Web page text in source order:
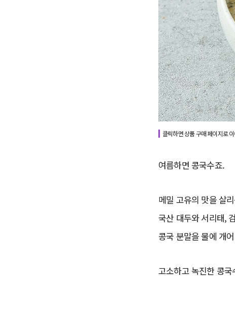
클릭하면 상품 구매 페이지로
여름하면 콩국수죠.
메밀 고유의 맛을 살
국산 대두와 서리태,
콩국 분말을 물에 개
고소하고 녹진한 콩